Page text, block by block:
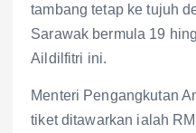
tambang tetap ke tujuh
Sarawak bermula 19
Aildilfitri ini.
Menteri Pengangkutan
tiket ditawarkan ialah